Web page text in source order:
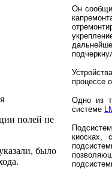
полей не
было
Он
процессе
Одно из
системе
киосках,